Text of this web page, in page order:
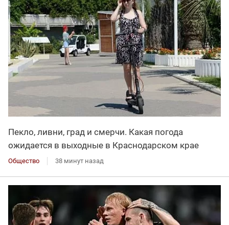
Пекло, ливни, град и смерчи. Какая погода
ожидается в выходные в Краснодарском крае
Общество 38 минут назад